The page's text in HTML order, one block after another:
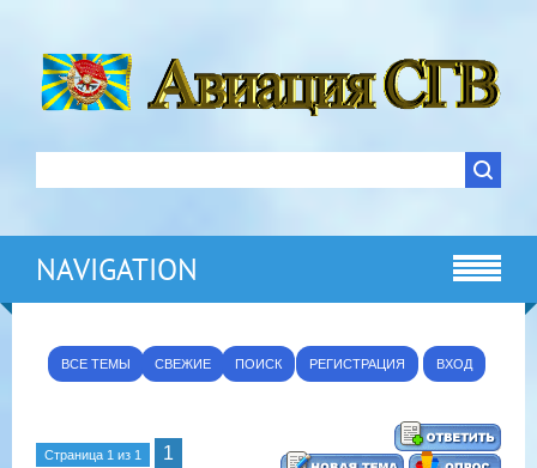
NAVIGATION
ВСЕ ТЕМЫ СВЕЖИЕ ПОИСК РЕГИСТРАЦИЯ ВХОД
Страница 1 из 1 1